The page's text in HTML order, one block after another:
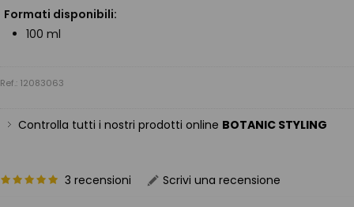
Formati disponibili:
100 ml
Ref.: 12083063
Controlla tutti i nostri prodotti online BOTANIC STYLING
3 recensioni Scrivi una recensione